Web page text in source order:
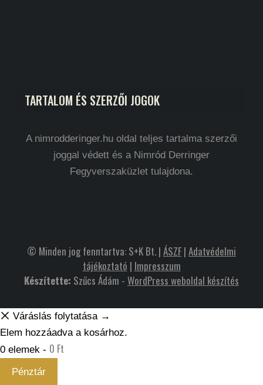
TARTALOM ÉS SZERZŐI JOGOK
A nimrodderinger.hu oldal teljes tartalma szerzői
joggal védett és a Nimród Derringer
Fegyverszaküzlet tulajdona.
© Minden jog fenntartva: S+K Bt. | ÁSZF| Adatvédelmi
tájékoztató | Impresszum
Készítette: Szűcs Ádám - WordPress weboldal készítés
Váráslás folytatása →
Elem hozzáadva a kosárhoz.
0 elemek - 0 Ft
Pénztár